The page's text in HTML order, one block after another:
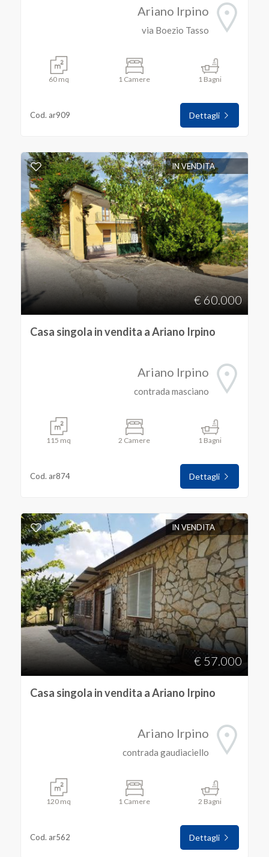
Ariano Irpino
via Boezio Tasso
60 mq 1 Camere 1 Bagni
Cod. ar909 Dettagli
IN VENDITA
€ 60.000
Casa singola in vendita a Ariano Irpino
Ariano Irpino
contrada masciano
115 mq 2 Camere 1 Bagni
Cod. ar874 Dettagli
IN VENDITA
€ 57.000
Casa singola in vendita a Ariano Irpino
Ariano Irpino
contrada gaudiaciello
120 mq 1 Camere 2 Bagni
Cod. ar562 Dettagli